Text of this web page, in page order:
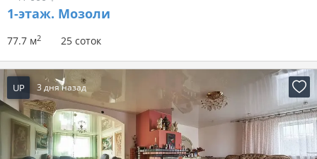
1-этаж. Мозоли
77.7 м2 25 соток
UP 3 дня назад